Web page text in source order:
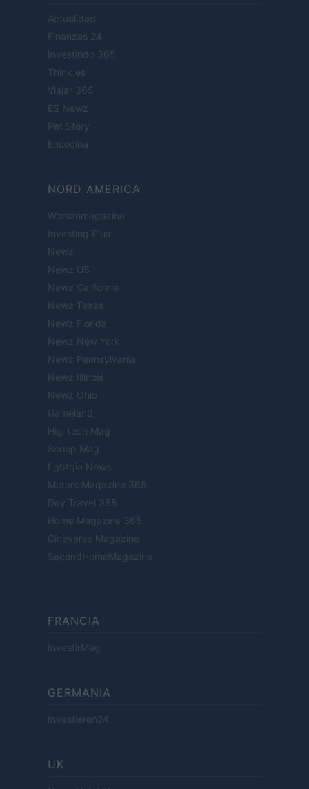
Actualidad
Finanzas 24
Investindo 365
Think.es
Viajar 365
ES Newz
Pet Story
Encocina
NORD AMERICA
Womanmagazine
Investing Plus
Newz
Newz US
Newz California
Newz Texas
Newz Florida
Newz New York
Newz Pennsylvania
Newz Illinois
Newz Ohio
Gameland
Hig Tech Mag
Scoop Mag
Lgbtqia News
Motors Magazine 365
Day Travel 365
Home Magazine 365
Cineverse Magazine
SecondHomeMagazine
FRANCIA
InvestirMag
GERMANIA
Investieren24
UK